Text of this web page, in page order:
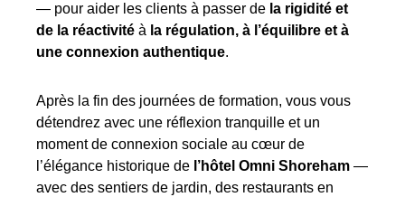
— pour aider les clients à passer de la rigidité et
de la réactivité à la régulation, à l’équilibre et à
une connexion authentique.
Après la fin des journées de formation, vous vous
détendrez avec une réflexion tranquille et un
moment de connexion sociale au cœur de
l’élégance historique de l’hôtel Omni Shoreham —
avec des sentiers de jardin, des restaurants en